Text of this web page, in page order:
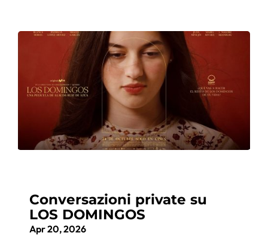
Conversazioni private su
LOS DOMINGOS
Apr 20, 2026